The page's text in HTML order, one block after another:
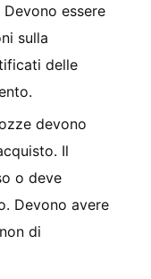
essere
sulla
delle
devono
Il
o deve
Devono avere
di